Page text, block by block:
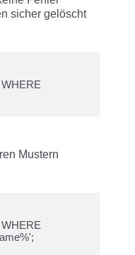
sicher gelöscht
Mustern